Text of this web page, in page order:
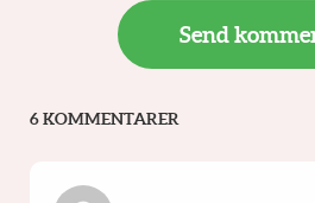
6 KOMMENTARER